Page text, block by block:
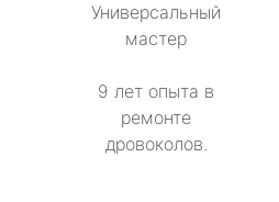
Универсальный
мастер
9 лет опыта в
ремонте
дровоколов.